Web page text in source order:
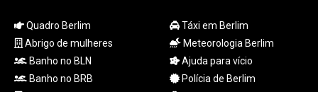
3051.762079
UAH 51.625959
UGX
Quadro Berlim
Abrigo de mulheres
Banho no BLN
Banho no BRB
Táxi em Berlim
Meteorologia Berlim
Ajuda para vício
Polícia de Berlim